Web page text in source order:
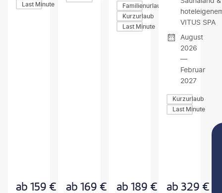
Last Minute
ab159 €
B
O
ab 169 €
B
O
Familienurlaub
Kurzurlaub
Last Minute
ab189 €
B
O
VITUS SPA
August
2026
—
Februar
2027
Kurzurlaub
Last Minute
ab329 €